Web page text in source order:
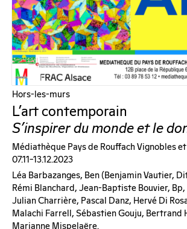
Hors-les-murs
L’art contemporain
S’inspirer du monde et le
Médiathèque Pays de Rouffach Vignobles
07.11–13.12.2023
Léa Barbazanges, Ben (benjamin Vautier,
Rémi Blanchard, Jean-Baptiste Bouvier,
Julian Charrière, Pascal Danz, Hervé Di
Malachi Farrell, Sébastien Gouju, Bertrand
Marianne Mispelaëre.